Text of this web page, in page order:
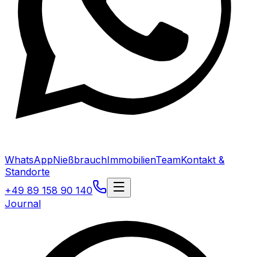
WhatsAppNießbrauchImmobilienTeamKontakt &
Standorte
+49 89 158 90 140
Journal